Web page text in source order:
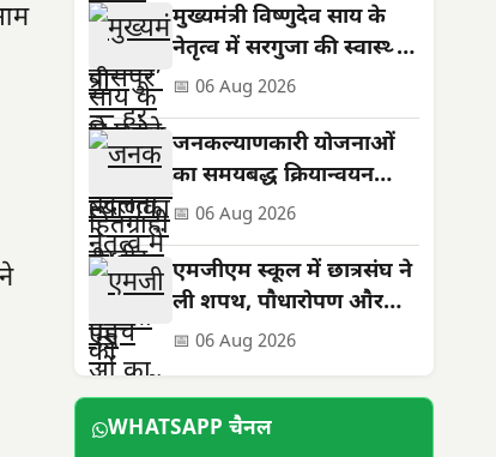
मुख्यमंत्री विष्णुदेव साय के
नेतृत्व में सरगुजा की स्वास्थ्य
सेवाओं को मिली नई मजबूती
📅 06 Aug 2026
जनकल्याणकारी योजनाओं
का समयबद्ध क्रियान्वयन
सुनिश्चित करें : मुख्यमंत्री
विष्णुदेव साय
📅 06 Aug 2026
एमजीएम स्कूल में छात्रसंघ ने
ली शपथ, पौधारोपण और
सड़क सुरक्षा का दिया संदेश
📅 06 Aug 2026
WHATSAPP चैनल